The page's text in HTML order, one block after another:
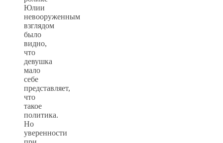
Юлии
невооруженным
взглядом
было
видно,
что
девушка
мало
себе
представляет,
что
такое
политика.
Но
уверенности